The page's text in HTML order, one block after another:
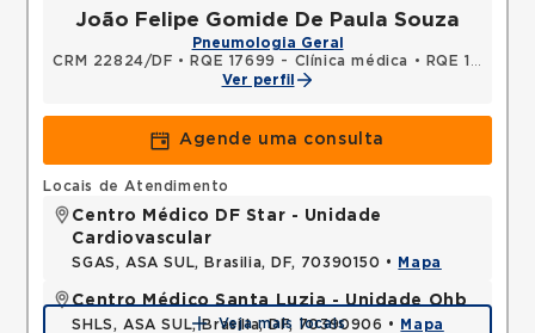
João Felipe Gomide De Paula Souza
Pneumologia Geral
CRM 22824/DF • RQE 17699 - Clínica médica •
RQE 18200 - Pneumologia
Ver perfil
Agende uma consulta
Locais de Atendimento
Centro Médico DF Star - Unidade
Cardiovascular
SGAS, ASA SUL, Brasilia, DF, 70390150 • Mapa
Centro Médico Santa Luzia - Unidade Ohb
SHLS, ASA SUL, Brasilia, DF, 70390906 • Mapa
Veja mais locais